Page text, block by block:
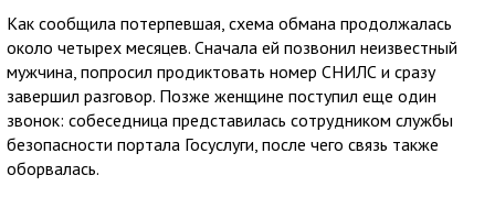
Как сообщила потерпевшая, схема обмана продолжалась
около четырех месяцев. Сначала ей позвонил неизвестный
мужчина, попросил продиктовать номер СНИЛС и сразу
завершил разговор. Позже женщине поступил еще один
звонок: собеседница представилась сотрудником службы
безопасности портала Госуслуги, после чего связь также
оборвалась.